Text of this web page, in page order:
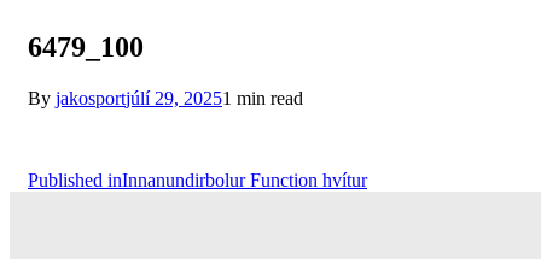
6479_100
By jakosportjúlí 29, 20251 min read
Published inInnanundirbolur Function hvítur